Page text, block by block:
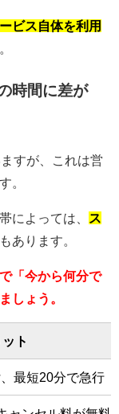
ビス自体を利用
時間に差が
すが、これは営
。
によっては、
ス
もあります。
「今から何分で
しょう。
ット
最短20分で急行